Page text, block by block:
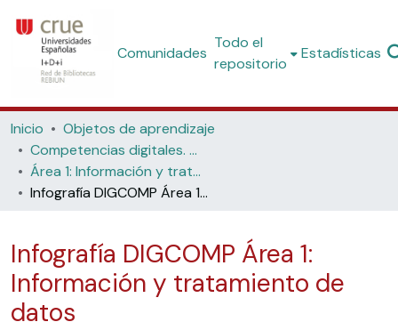
Comunidades
Todo el
repositorio
Estadísticas
Inicio
Objetos de aprendizaje
Competencias digitales. Materiales formativos para estudiantes de grado
Área 1: Información y tratamiento de datos
Infografía DIGCOMP Área 1: Información y tratamiento de datos
Infografía DIGCOMP Área 1:
Información y tratamiento de
datos